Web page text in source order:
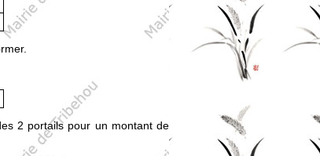
2 portails pour un montant de